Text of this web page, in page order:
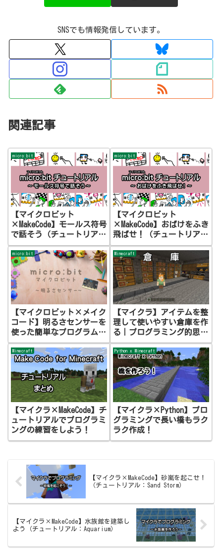
SNSでも情報発信しています。
関連記事
micro:bit
【マイクロビット
×MakeCode】モールス符号
で話そう（チュートリア
ル：Morse Chat）
micro:bit
【マイクロビット
×MakeCode】おばけをふき
飛ばせ！（チュートリア
ル：Blow Away）
micro:bit
【マイクロビット×メイク
コード】明るさセンサーを
使った簡単なプログラムを
作ってみよう
Minecraft
【マイクラ】アイテムを整
理して使いやすい倉庫を作
る｜プログラミング的思考
も身につく！
Minecraft
【マイクラ×MakeCode】チ
ュートリアルでプログラミ
ングの練習をしよう！
Python x Minecraft
【マイクラ×Python】プロ
グラミングで長い橋もラク
ラク作成！
【マイクラ×MakeCode】砂嵐を起こせ！
（チュートリアル：Sand Storm）
【マイクラ×MakeCode】水族館を建築し
よう（チュートリアル：Aquarium）